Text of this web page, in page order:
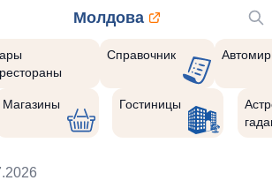
Молдова
Справочник Автомир
Магазины Гостиницы